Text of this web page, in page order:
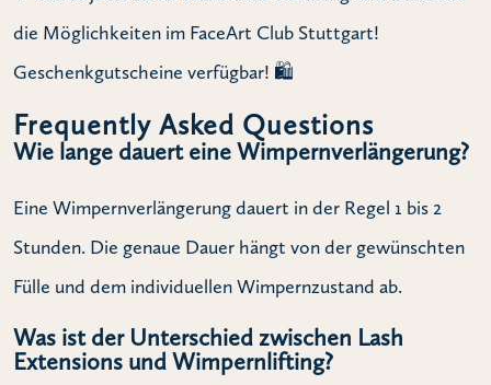
die Möglichkeiten im FaceArt Club Stuttgart!
Geschenkgutscheine verfügbar! 🛍️
Frequently Asked Questions
Wie lange dauert eine Wimpernverlängerung?
Eine Wimpernverlängerung dauert in der Regel 1 bis 2
Stunden. Die genaue Dauer hängt von der gewünschten
Fülle und dem individuellen Wimpernzustand ab.
Was ist der Unterschied zwischen Lash
Extensions und Wimpernlifting?